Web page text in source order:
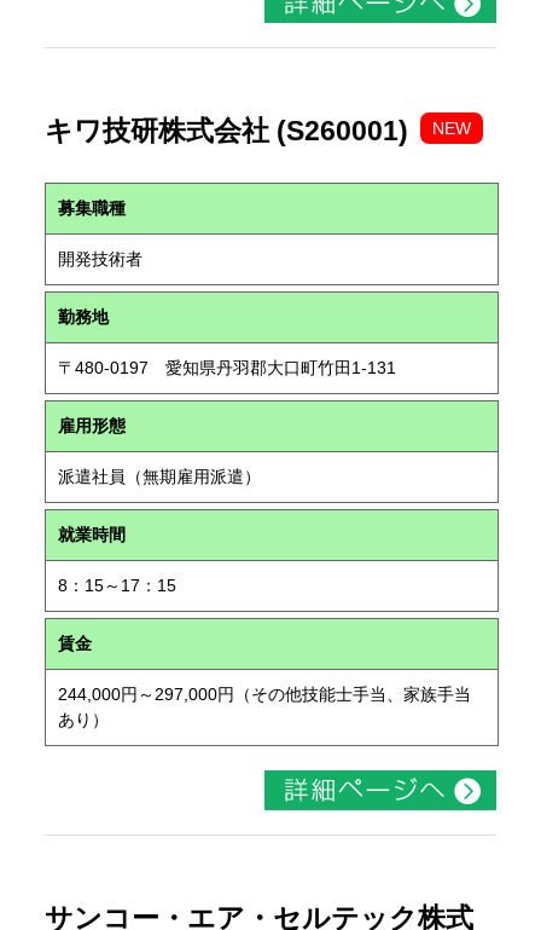
キワ技研株式会社 (S260001) NEW
募集職種
開発技術者
勤務地
〒480-0197 愛知県丹羽郡大口町竹田1-131
雇用形態
派遣社員（無期雇用派遣）
就業時間
8：15～17：15
賃金
244,000円～297,000円（その他技能士手当、家族手当
あり）
サンコー・エア・セルテック株式